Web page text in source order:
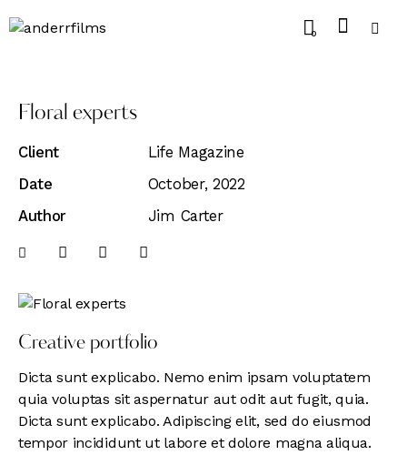
0
Floral experts
Creative portfolio
Dicta sunt explicabo. Nemo enim ipsam voluptatem
quia voluptas sit aspernatur aut odit aut fugit, quia.
Dicta sunt explicabo. Adipiscing elit, sed do eiusmod
tempor incididunt ut labore et dolore magna aliqua.
Client
Life Magazine
Date
October, 2022
Author
Jim Carter